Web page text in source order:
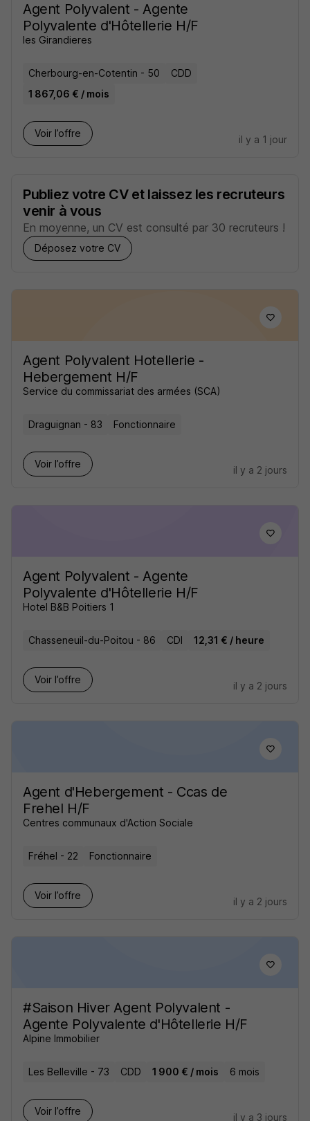
Agent Polyvalent - Agente
Polyvalente d'Hôtellerie H/F
les Girandieres
Cherbourg-en-Cotentin - 50
CDD
1 867,06 € / mois
Voir l’offre
il y a 1 jour
Publiez votre CV et laissez les recruteurs
venir à vous
En moyenne, un CV est consulté par 30 recruteurs !
Déposez votre CV
Agent Polyvalent Hotellerie -
Hebergement H/F
Service du commissariat des armées (SCA)
Draguignan - 83 Fonctionnaire
Voir l’offre
il y a 2 jours
Agent Polyvalent - Agente
Polyvalente d'Hôtellerie H/F
Hotel B&B Poitiers 1
Chasseneuil-du-Poitou - 86 CDI 12,31 € / heure
Voir l’offre
il y a 2 jours
Agent d'Hebergement - Ccas de
Frehel H/F
Centres communaux d'Action Sociale
Fréhel - 22 Fonctionnaire
Voir l’offre
il y a 2 jours
#Saison Hiver Agent Polyvalent -
Agente Polyvalente d'Hôtellerie H/F
Alpine Immobilier
Les Belleville - 73 CDD 1 900 € / mois 6 mois
Voir l’offre
il y a 3 jours